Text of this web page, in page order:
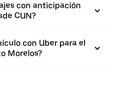
con anticipación
CUN?
con Uber para el
Morelos?